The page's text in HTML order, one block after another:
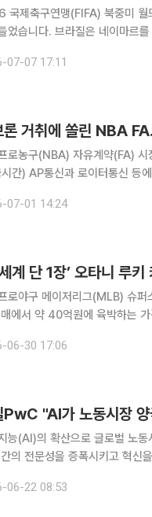
국제축구연맹(FIFA) 북중미 월
르를 품고도 노르웨이에 패해 8강 진출에 실패했고, 포르투갈은
서는 슈퍼스타들의 출전이 언
07-07 17:11
론 거취에 쏠린 NBA
로농구(NBA) 자유계약(FA) 시
간) AP통신과 로이터통신 등
전달했고, 레이커스도 그를
07-01 14:24
계 단 1장’ 오타니 루
로야구 메이저리그(MLB) 슈
약 40억원에 육박하는 가격에 팔렸다. 30일(한국시간)
06-30 17:06
PwC "AI가 노동시장
능(AI)의 확산으로 글로벌 노
의 전문성을 증폭시키고 혁신
리더십 등 인간 고유의 역량이
06-22 08:53